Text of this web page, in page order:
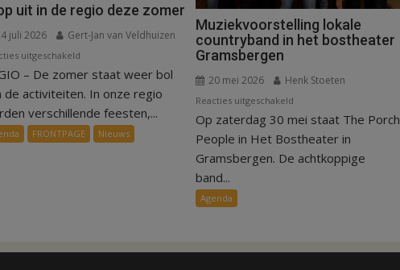
uit in de regio deze zomer
juli 2026 Gert-Jan van Veldhuizen
uitgeschakeld
Erop
uit
de
regio
– De zomer staat weer bol
de activiteiten. In onze regio
verschillende feesten,...
FRONTPAGE Nieuws
Muziekvoorstelling lokale
countryband in het bostheater
Gramsbergen
20 mei 2026 Henk Stoeten
Reacties uitgeschakeld
Muziekvoorstelling
lokale
countryband
Op zaterdag 30 mei staat The Porch
People in Het Bostheater in
Gramsbergen. De achtkoppige
band...
Agenda